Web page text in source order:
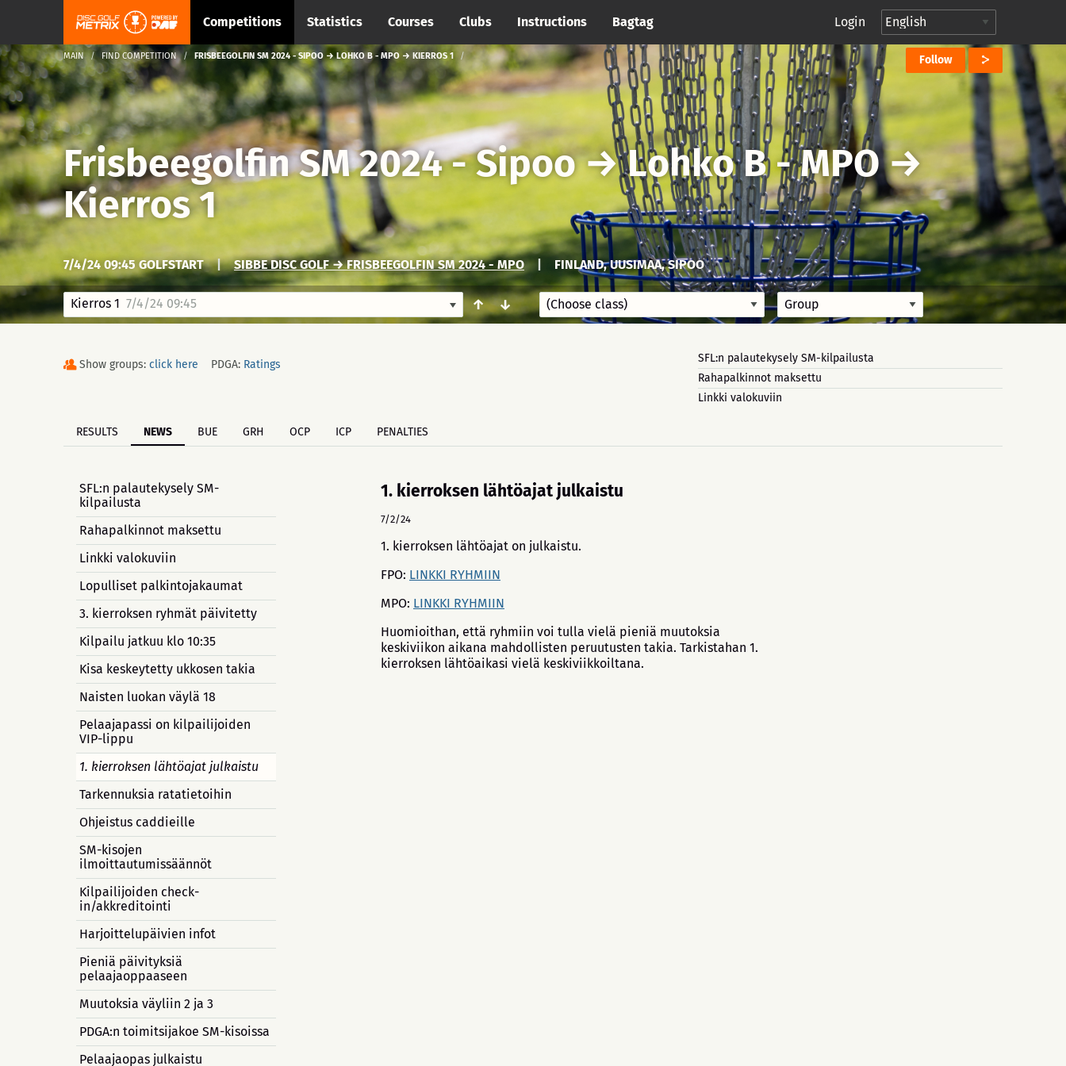
Competitions Statistics Courses Clubs Instructions Bagtag Login
MAIN FIND COMPETITION FRISBEEGOLFIN SM 2024 - SIPOO → LOHKO B - MPO → KIERROS 1 Follow
Frisbeegolfin SM 2024 - Sipoo→Lohko B - MPO→
Kierros 1
7/4/24 09:45 GOLFSTART | SIBBE DISC GOLF → FRISBEEGOLFIN SM 2024 - MPO FINLAND, UUSIMAA, SIPOO
Kierros 1 7/4/24 09:45 ↑ ↓
Show groups: click here PDGA: Ratings
SFL:n palautekysely SM-kilpailusta
Rahapalkinnot maksettu
Linkki valokuviin
RESULTS NEWS BUE GRH OCP ICP PENALTIES
SFL:n palautekysely SM-
kilpailusta
Rahapalkinnot maksettu
Linkki valokuviin
Lopulliset palkintojakaumat
3. kierroksen ryhmät päivitetty
Kilpailu jatkuu klo 10:35
Kisa keskeytetty ukkosen takia
Naisten luokan väylä 18
Pelaajapassi on kilpailijoiden
VIP-lippu
1. kierroksen lähtöajat julkaistu
Tarkennuksia ratatietoihin
Ohjeistus caddieille
SM-kisojen
ilmoittautumissäännöt
Kilpailijoiden check-
in/akkreditointi
Harjoittelupäivien infot
Pieniä päivityksiä
pelaajaoppaaseen
Muutoksia väyliin 2 ja 3
PDGA:n toimitsijakoe SM-kisoissa
Pelaajaopas julkaistu
1. kierroksen lähtöajat julkaistu
7/2/24
1. kierroksen lähtöajat on julkaistu.
FPO: LINKKI RYHMIIN
MPO: LINKKI RYHMIIN
Huomioithan, että ryhmiin voi tulla vielä pieniä muutoksia
keskiviikon aikana mahdollisten peruutusten takia. Tarkistahan 1.
kierroksen lähtöaikasi vielä keskiviikkoiltana.